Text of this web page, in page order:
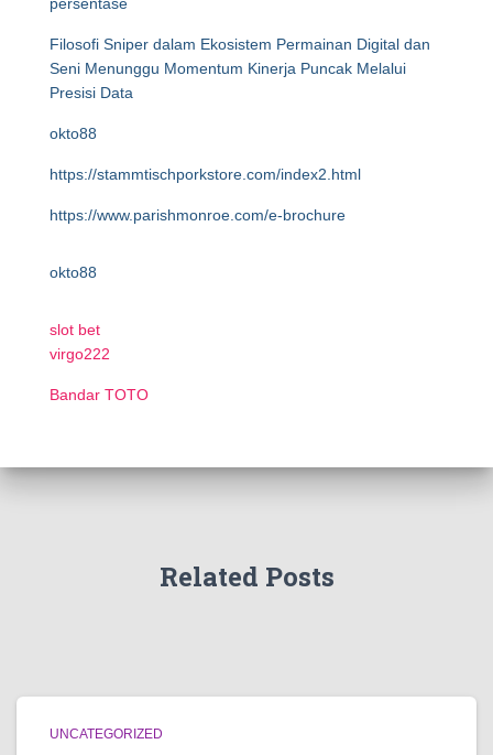
Filosofi Sniper dalam Ekosistem Permainan Digital dan
Seni Menunggu Momentum Kinerja Puncak Melalui
Presisi Data
okto88
https://stammtischporkstore.com/index2.html
https://www.parishmonroe.com/e-brochure
okto88
slot bet
virgo222
Bandar TOTO
Related Posts
UNCATEGORIZED